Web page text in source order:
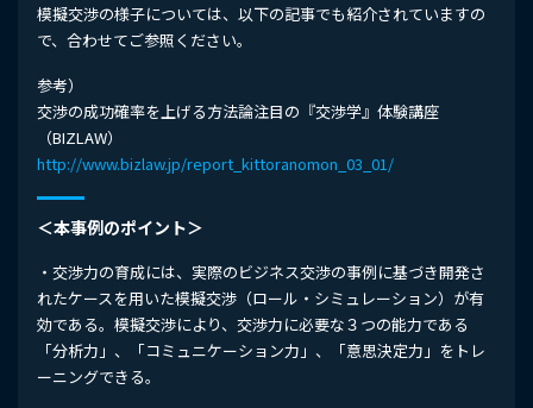
模擬交渉の様子については、以下の記事でも紹介されていますの
で、合わせてご参照ください。
参考）
交渉の成功確率を上げる方法論注目の『交渉学』体験講座
（BIZLAW）
http://www.bizlaw.jp/report_kittoranomon_03_01/
＜本事例のポイント＞
・交渉力の育成には、実際のビジネス交渉の事例に基づき開発さ
れたケースを用いた模擬交渉（ロール・シミュレーション）が有
効である。模擬交渉により、交渉力に必要な３つの能力である
「分析力」、「コミュニケーション力」、「意思決定力」をトレ
ーニングできる。